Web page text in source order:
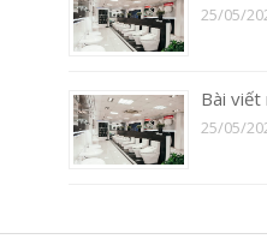
25/05/
Bài viết
25/05/